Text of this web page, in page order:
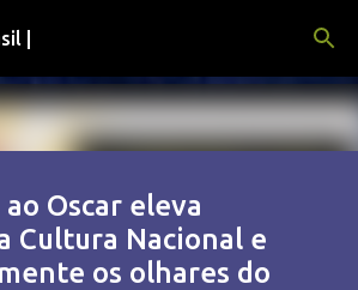
para o conteúdo principal
|
Oscar eleva
Cultura Nacional e
os olhares do